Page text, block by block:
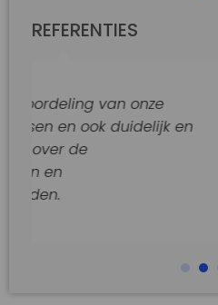
REFERENTIES
van onze
duidelijk en